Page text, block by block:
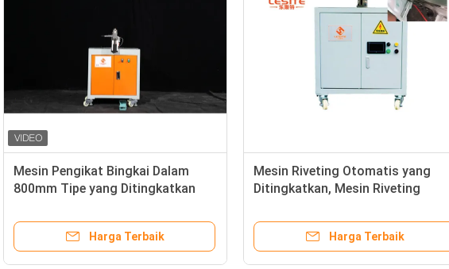
Mesin Pengikat Bingkai Dalam
800mm Tipe yang Ditingkatkan
Harga Terbaik
Mesin Riveting Otomatis yang
Ditingkatkan, Mesin Riveting
Harga Terbaik